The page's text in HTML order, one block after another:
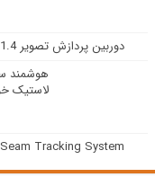
دوربین پردازش تصویر 1.4 مگا پیکسلی رنگی
هوشمند
لاستیک
Seam Tracking System